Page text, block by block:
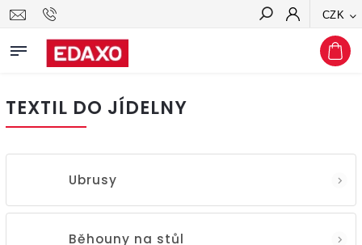
CZK
Hledat
TEXTIL DO JÍDELNY
Ubrusy
Běhouny na stůl